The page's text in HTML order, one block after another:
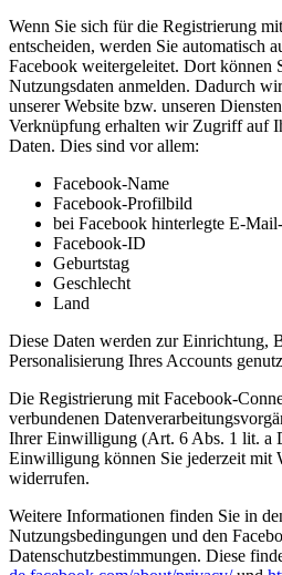
Wenn Sie sich für die Registrierung
entscheiden, werden Sie automatisch
Facebook weitergeleitet. Dort können
Nutzungsdaten anmelden. Dadurch
unserer Website bzw. unseren
Verknüpfung erhalten wir Zugriff auf
Daten. Dies sind vor allem:
Facebook-Name
Facebook-Profilbild
bei Facebook hinterlegte E-
Facebook-ID
Geburtstag
Geschlecht
Land
Diese Daten werden zur Einrichtung,
Personalisierung Ihres Accounts
Die Registrierung mit Facebook-
verbundenen
Ihrer Einwilligung (Art. 6 Abs. 1 lit. a
Einwilligung können Sie jederzeit mit
widerrufen.
Weitere Informationen finden Sie in
Nutzungsbedingungen und den
Datenschutzbestimmungen. Diese